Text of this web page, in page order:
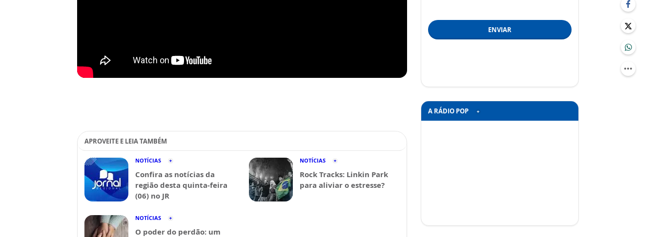
APROVEITE E LEIA TAMBÉM
NOTÍCIAS
Confira as notícias da
região desta quinta-feira
(06) no JR
NOTÍCIAS
Rock Tracks: Linkin Park
para aliviar o estresse?
NOTÍCIAS
O poder do perdão: um
ENVIAR
A RÁDIO POP